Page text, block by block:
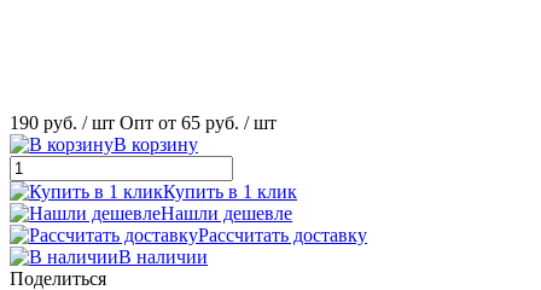
190 руб. / шт Опт от 65 руб. / шт
В корзину
Купить в 1 клик
Нашли дешевле
Рассчитать доставку
В наличии
Поделиться